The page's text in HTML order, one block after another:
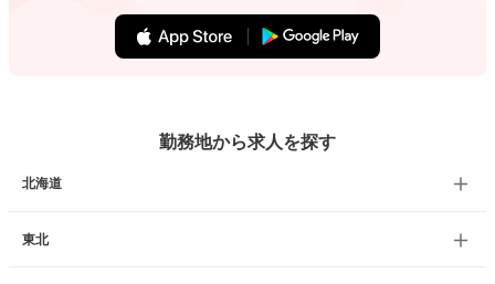
勤務地から求人を探す
北海道
東北